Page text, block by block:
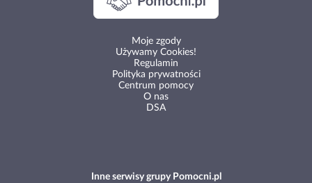
Moje zgody
Używamy Cookies!
Regulamin
Polityka prywatności
Centrum pomocy
O nas
DSA
Inne serwisy grupy Pomocni.pl